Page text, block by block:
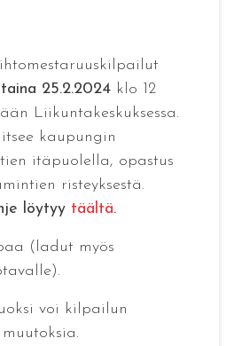
25.2.2024klo 12
Liikuntakeskuksessa.
kaupungin
itäpuolella, opastus
risteyksestä.
löytyy täältä.
(ladut myös
voi kilpailun